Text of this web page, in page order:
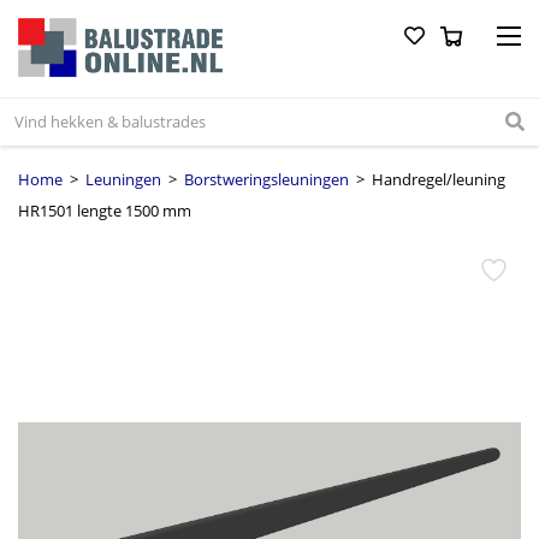
Home > Leuningen > Borstweringsleuningen > Handregel/leuning
HR1501 lengte 1500 mm